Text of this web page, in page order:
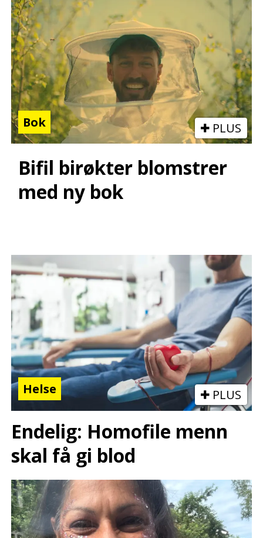
Bok PLUS
Bifil birøkter blomstrer
med ny bok
Helse PLUS
Endelig: Homofile menn
skal få gi blod